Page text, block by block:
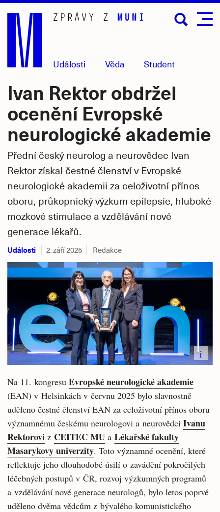
Přejít
hlavní
obsah
Události Věda Student
Ivan Rektor obdržel
ocenění Evropské
neurologické akademie
Přední český neurolog a neurovědec Ivan
Rektor získal čestné členství v Evropské
neurologické akademii za celoživotní přínos
oboru, průkopnický výzkum epilepsie, hluboké
mozkové stimulace a vzdělávání nové
generace lékařů.
Události 2. září 2025 Redakce
i
Na 11. kongresu Evropské neurologické akademie
(EAN) v Helsinkách v červnu 2025 bylo slavnostně
uděleno čestné členství EAN za celoživotní přínos oboru
významnému českému neurologovi a neurovědci Ivanu
Rektorovi z CEITEC MU a Lékařské fakulty
Masarykovy univerzity. Toto významné ocenění, které
reflektuje jeho dlouhodobé úsilí o zavádění pokročilých
léčebných postupů v ČR, rozvoj výzkumných programů
a vzdělávání nové generace neurologů, bylo letos poprvé
uděleno dvěma vědcům z bývalého komunistického